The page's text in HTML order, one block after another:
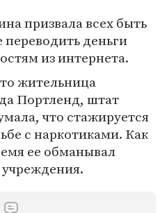
призвала всех быть
деньги
из интернета.
жительница
Портленд, штат
что стажируется
с наркотиками. Как
ее обманывал